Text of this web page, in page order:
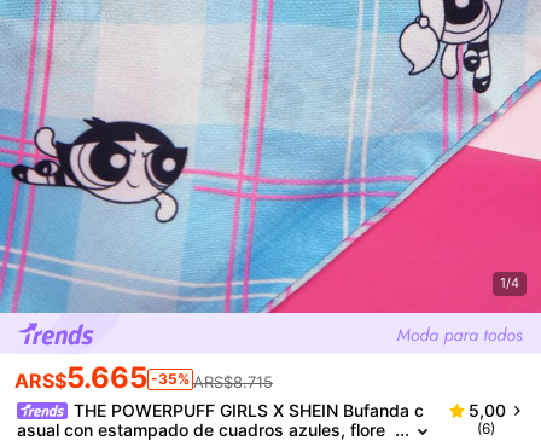
1/4
ARS$5.665 -35% ARS$8.715
THE POWERPUFF GIRLS X SHEIN Bufanda c
asual con estampado de cuadros azules, flore
5,00
(6)